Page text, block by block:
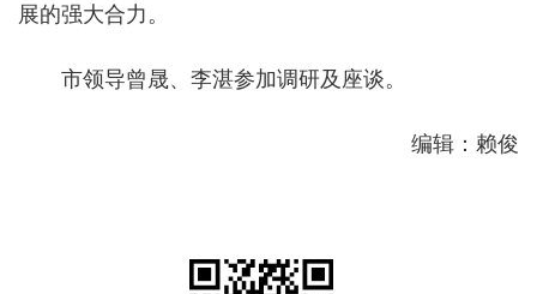
展的强大合力。
市领导曾晟、李湛参加调研及座谈。
编辑：赖俊